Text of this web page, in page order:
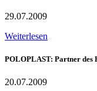
29.07.2009
Weiterlesen
POLOPLAST: Partner des
20.07.2009